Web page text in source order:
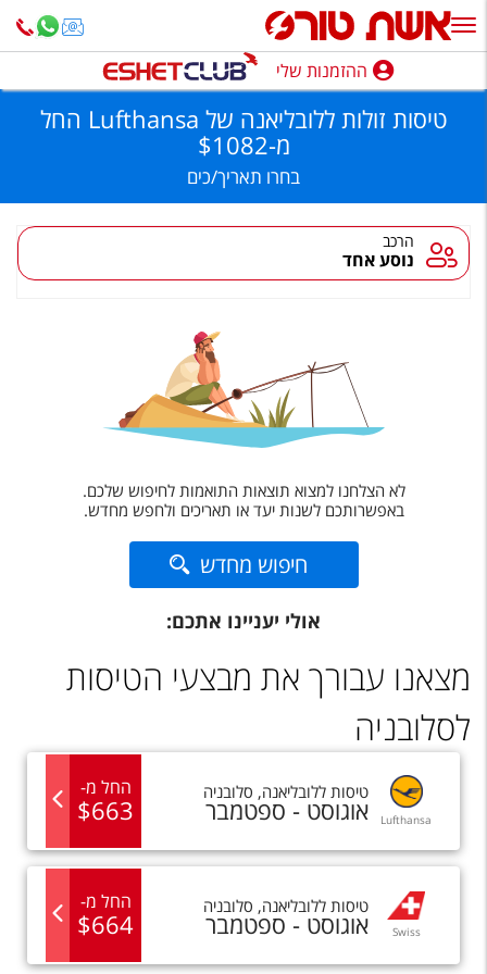
טיסות
זולות
ללובליאנה
ההזמנות שלי
מלונות באילת
טיולים מאורגנים
חבילות נופש
הרגע האחרון
טיסות לחו"ל
מלונות בחו"ל
מגזין אשת
שירות לקוחות
טופס צור קשר
תקנון
נגישות
עקבו אחרינו
ההזמנות שלי
טיסות זולות ללובליאנה של Lufthansa
החל
מ-
$1082
בחרו תאריך/כים
הרכב
נוסע אחד
לא הצלחנו למצוא תוצאות התואמות לחיפוש שלכם.
באפשרותכם לשנות יעד או תאריכים ולחפש מחדש.
חיפוש מחדש
אולי יעניינו אתכם:
מצאנו עבורך את מבצעי הטיסות
לסלובניה
Lufthansa
טיסות ללובליאנה, סלובניה
אוגוסט - ספטמבר
החל מ-
$663
Swiss
טיסות ללובליאנה, סלובניה
אוגוסט - ספטמבר
החל מ-
$664